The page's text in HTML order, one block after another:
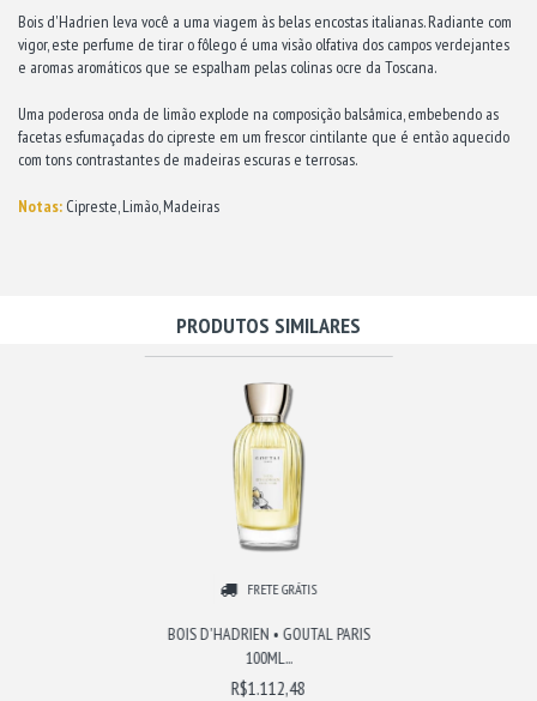
Bois d'Hadrien leva você a uma viagem às belas encostas italianas. Radiante com
vigor, este perfume de tirar o fôlego é uma visão olfativa dos campos verdejantes
e aromas aromáticos que se espalham pelas colinas ocre da Toscana.
Uma poderosa onda de limão explode na composição balsâmica, embebendo as
facetas esfumaçadas do cipreste em um frescor cintilante que é então aquecido
com tons contrastantes de madeiras escuras e terrosas.
Notas: Cipreste, Limão, Madeiras
PRODUTOS SIMILARES
FRETE GRÁTIS
BOIS D'HADRIEN • GOUTAL PARIS
100ML...
R$1.112,48